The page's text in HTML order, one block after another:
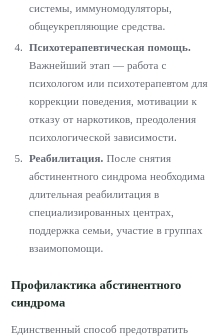
системы, иммуномодуляторы,
общеукрепляющие средства.
Психотерапевтическая помощь.
Важнейший этап — работа с
психологом или психотерапевтом для
коррекции поведения, мотивации к
отказу от наркотиков, преодоления
психологической зависимости.
Реабилитация.После снятия
абстинентного синдрома необходима
длительная реабилитация в
специализированных центрах,
поддержка семьи, участие в группах
взаимопомощи.
Профилактика абстинентного
синдрома
Единственный способ предотвратить